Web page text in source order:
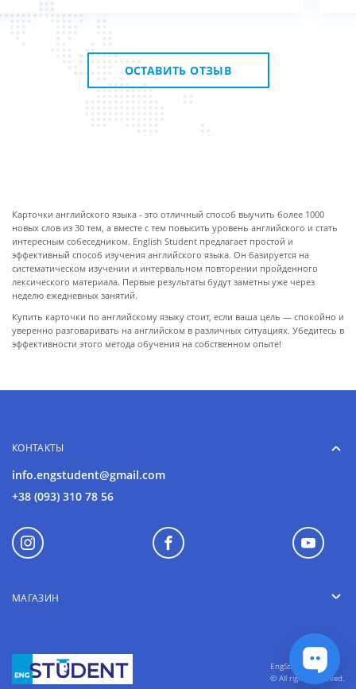
ОСТАВИТЬ ОТЗЫВ
Карточки английского языка - это отличный способ выучить более 1000
новых слов из 30 тем, а вместе с тем повысить уровень английского и стать
интересным собеседником. English Student предлагает простой и
эффективный способ изучения английского языка. Он базируется на
систематическом изучении и интервальном повторении пройденного
лексического материала. Первые результаты будут заметны уже через
неделю ежедневных занятий.
Купить карточки по английскому языку стоит, если ваша цель — спокойно и
уверенно разговаривать на английском в различных ситуациях. Убедитесь в
эффективности этого метода обучения на собственном опыте!
КОНТАКТЫ
info.engstudent@gmail.com
+38 (093) 310 78 56
МАГАЗИН
EngStudent 2018
© All rights reserved.